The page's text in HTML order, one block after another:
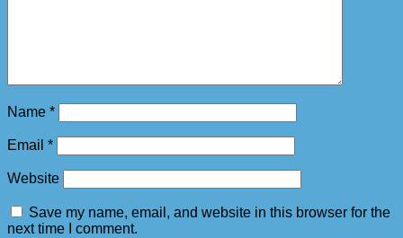
Name *
Email *
Website
Save my name, email, and website in this browser for the
next time I comment.